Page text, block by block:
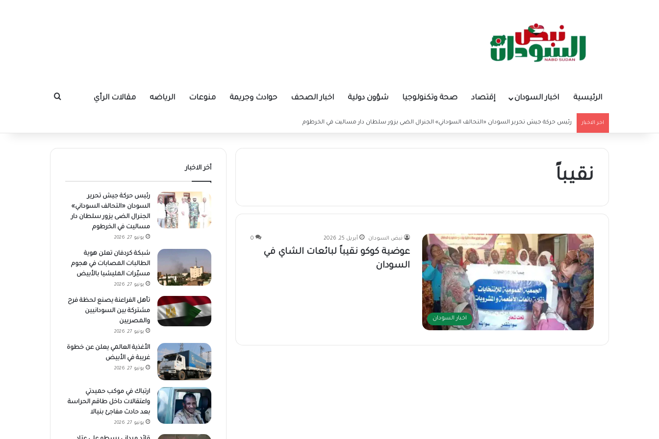
الرئيسية اخبار السودان إقتصاد صحة وتكنولوجيا شؤون دولية اخبار الصحف حوادث وجريمة منوعات الرياضه مقالات الرأي بحث عن
اخر الاخبار رئيس حركة جيش تحرير السودان «التحالف السوداني» الجنرال الضى يزور سلطان دار مساليت في الخرطوم
نقيباً
اخبار السودان
نبض السودان أبريل 25, 2026 0
عوضية كوكو نقيباً لبائعات الشاي في
السودان
أخر الاخبار
رئيس حركة جيش تحرير
السودان «التحالف السوداني»
الجنرال الضى يزور سلطان دار
مساليت في الخرطوم
يونيو 27, 2026
شبكة كردفان تعلن هوية
الطالبات المصابات في هجوم
مسيّرات المليشيا بالأبيض
يونيو 27, 2026
تأهل الفراعنة يصنع لحظة فرح
مشتركة بين السودانيين
والمصريين
يونيو 27, 2026
الأغذية العالمي يعلن عن خطوة
غريبة في الأبيض
يونيو 27, 2026
ارتباك في موكب حميدتي
واعتقالات داخل طاقم الحراسة
بعد حادث مفاجئ بنيالا
يونيو 27, 2026